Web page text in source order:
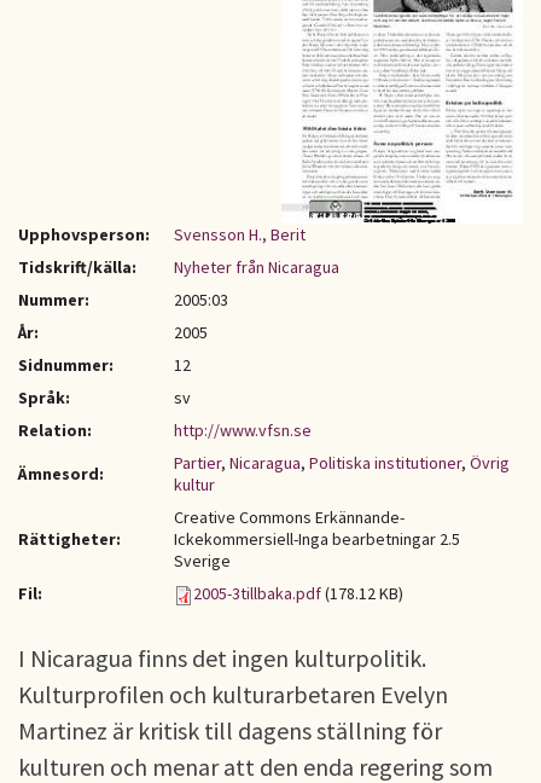
Upphovsperson:
Svensson H., Berit
Tidskrift/källa:
Nyheter från Nicaragua
Nummer:
2005:03
År:
2005
Sidnummer:
12
Språk:
sv
Relation:
http://www.vfsn.se
Ämnesord:
Partier, Nicaragua, Politiska institutioner, Övrig
kultur
Rättigheter:
Creative Commons Erkännande-
Ickekommersiell-Inga bearbetningar 2.5
Sverige
Fil:
2005-3tillbaka.pdf(178.12 KB)
I Nicaragua finns det ingen kulturpolitik.
Kulturprofilen och kulturarbetaren Evelyn
Martinez är kritisk till dagens ställning för
kulturen och menar att den enda regering som